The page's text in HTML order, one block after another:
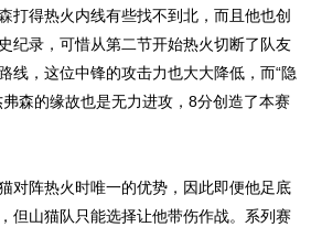
打得热火内线有些找不到北，而且他也创
纪录，可惜从第二节开始热火切断了队友
线，这位中锋的攻击力也大大降低，而“隐
弗森的缘故也是无力进攻，8分创造了本赛
阵热火时唯一的优势，因此即便他足底
但山猫队只能选择让他带伤作战。系列赛